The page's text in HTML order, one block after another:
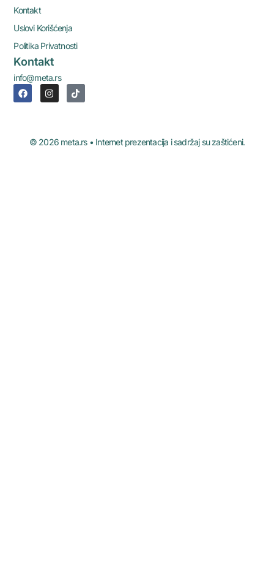
Kontakt
Uslovi Korišćenja
Politika Privatnosti
Kontakt
info@meta.rs
© 2026 meta.rs • Internet prezentacija i sadržaj su zaštićeni.